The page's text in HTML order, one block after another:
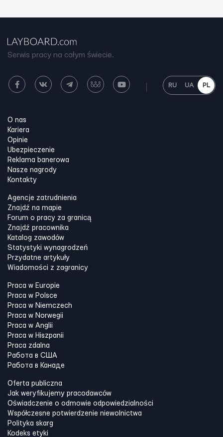
Serwis pracy na całym świecie.
RU UA PL
O nas
Kariera
Opinie
Ubezpieczenie
Reklama banerowa
Nasze nagrody
Kontakty
Agencje zatrudnienia
Znajdź na mapie
Forum o pracy za granicą
Znajdź pracownika
Katalog zawodów
Statystyki wynagrodzeń
Przydatne artykuły
Wiadomości z zagranicy
Praca w Europie
Praca w Polsce
Praca w Niemczech
Praca w Norwegii
Praca w Anglii
Praca w Hiszpanii
Praca zdalna
Работа в США
Работа в Канадe
Oferta publiczna
Jak weryfikujemy pracodawców
Oświadczenie o odmowie odpowiedzialności
Współczesne potwierdzenie niewolnictwa
Polityka skarg
Kodeks etyki